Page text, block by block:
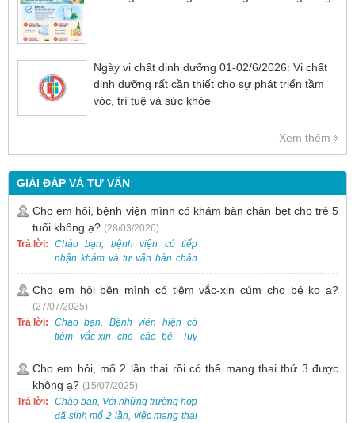
Ngày vi chất dinh dưỡng 01-02/6/2026: Vi chất
dinh dưỡng rất cần thiết cho sự phát triển tầm
vóc, trí tuệ và sức khỏe
Xem thêm
GIẢI ĐÁP VÀ TƯ VẤN
Cho em hỏi, bệnh viện mình có khám bàn chân bẹt cho trẻ 5
tuổi không ạ? (28/03/2026)
Trả lời:
Chào bạn, bệnh viện có tiếp
nhận khám và tư vấn bàn chân
bẹt cho trẻ em, bao gồm cả trẻ 5
tuổi. Bạn có thể đưa bé đến
Khoa Khám bệnh của bệnh viện
để được bác sĩ chuyên khoa
thăm khám. Ngoài ra, để thuận
tiện hơn, bạn có thể đặt lịch
0988 270 115. Nếu cần hỗ trợ
thêm, vui lòng liên hệ qua Zalo
hoặc Fanpage Bệnh viện Việt
Nam - Thụy Điển Uông Bí.
Cho em hỏi bên mình có tiêm vắc-xin cúm cho bé ko ạ?
(27/07/2025)
Trả lời:
Chào bạn, Bệnh viện hiện có
tiêm vắc-xin cho các bé. Tuy
nhiên, các loại vắc-xin thường về
theo từng đợt, không phải lúc
nào cũng có sẵn.
Cho em hỏi, mổ 2 lần thai rồi có thể mang thai thứ 3 được
không ạ? (15/07/2025)
Trả lời:
Chào bạn, Với những trường hợp
đã sinh mổ 2 lần, việc mang thai